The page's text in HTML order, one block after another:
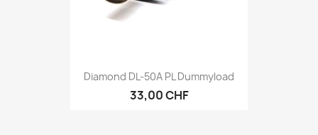
Diamond DL-50A PL Dummyload
33,00 CHF